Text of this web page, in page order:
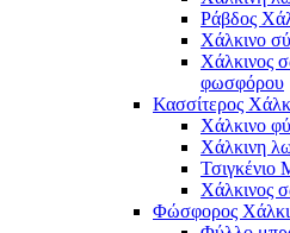
Ράβδος
Χάλκινο
Χάλκινος
φωσφόρου
Κασσίτερος
Χάλκινο
Χάλκινη
Τσιγκένιο
Χάλκινος
Φώσφορος